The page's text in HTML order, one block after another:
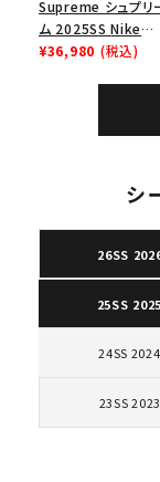
キーワードから
キャ
ショ
カテゴリーから
コラボレーショ
Supreme シュプリ
ム 2025SS Nike
Leather Shoulder
¥36,980 (税込)
シ
26SS
25SS
24SS
23SS